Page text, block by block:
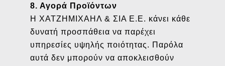
8. Αγορά Προϊόντων
H ΧΑΤΖΗΜΙΧΑΗΛ & ΣΙΑ Ε.Ε. κάνει κάθε
δυνατή προσπάθεια να παρέχει
υπηρεσίες υψηλής ποιότητας. Παρόλα
αυτά δεν μπορούν να αποκλεισθούν